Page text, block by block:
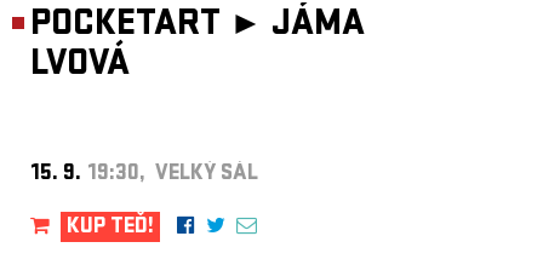
POCKETART ► JÁMA
LVOVÁ
15. 9. 19:30, VELKÝ SÁL
KUP TEĎ!